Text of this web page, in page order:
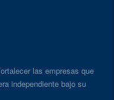
las empresas que
independiente bajo su